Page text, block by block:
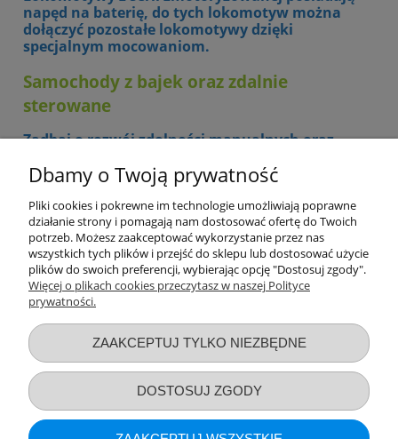
napęd na baterię, do tych lokomotyw można
dołączyć pozostałe lokomotywy dzięki
specjalnym mocowaniom.
Samochody z bajek oraz zdalnie
sterowane
Zadbaj o rozwój zdolności manualnych oraz
zdalnie sterowanemu. W naszej ofercie
znajdziesz mini wersję Fiata 500, autko zapewnia
rzeczywiste odgłosy samochodu, jego kierownica
zachowuje się dokładnie tak, jak prawdziwa
kierownica w aucie. W naszej ofercie posiadamy
również inne samochody zdalnie sterowane oraz
mini samochodziki Hot Wheels.
Dbamy o Twoją prywatność
Pliki cookies i pokrewne im technologie umożliwiają poprawne
działanie strony i pomagają nam dostosować ofertę do Twoich
potrzeb. Możesz zaakceptować wykorzystanie przez nas
wszystkich tych plików i przejść do sklepu lub dostosować użycie
plików do swoich preferencji, wybierając opcję "Dostosuj zgody".
Więcej o plikach cookies przeczytasz w naszej Polityce
prywatności.
ZAAKCEPTUJ TYLKO NIEZBĘDNE
DOSTOSUJ ZGODY